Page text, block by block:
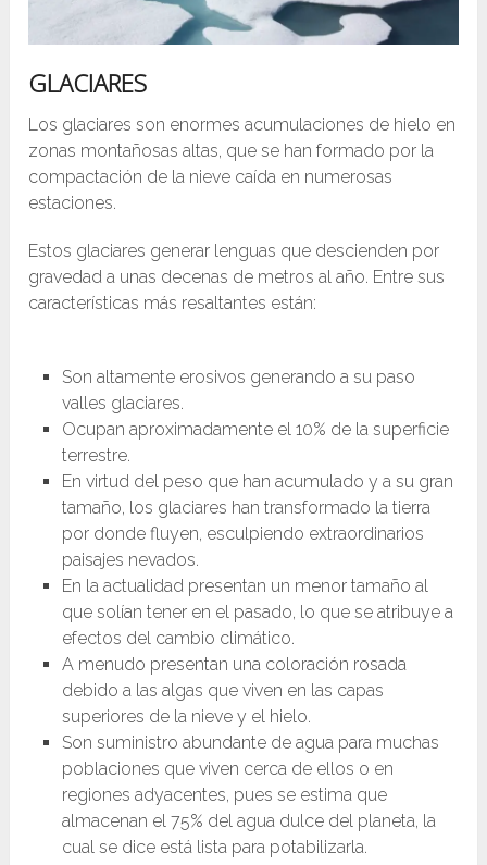
GLACIARES
Los glaciares son enormes acumulaciones de hielo en
zonas montañosas altas, que se han formado por la
compactación de la nieve caída en numerosas
estaciones.
Estos glaciares generar lenguas que descienden por
gravedad a unas decenas de metros al año. Entre sus
características más resaltantes están:
Son altamente erosivos generando a su paso
valles glaciares.
Ocupan aproximadamente el 10% de la superficie
terrestre.
En virtud del peso que han acumulado y a su gran
tamaño, los glaciares han transformado la tierra
por donde fluyen, esculpiendo extraordinarios
paisajes nevados.
En la actualidad presentan un menor tamaño al
que solían tener en el pasado, lo que se atribuye a
efectos del cambio climático.
A menudo presentan una coloración rosada
debido a las algas que viven en las capas
superiores de la nieve y el hielo.
Son suministro abundante de agua para muchas
poblaciones que viven cerca de ellos o en
regiones adyacentes, pues se estima que
almacenan el 75% del agua dulce del planeta, la
cual se dice está lista para potabilizarla.